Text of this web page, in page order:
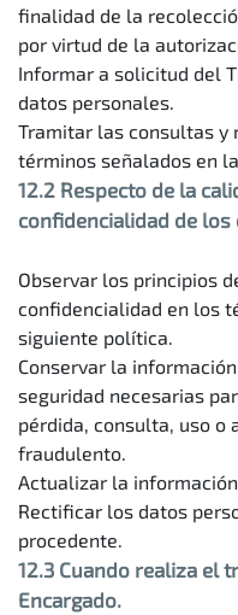
finalidad de la
por virtud de la
Informar a solicitud del
datos personales.
Tramitar las consultas y
términos señalados en
12.2 Respecto de la
confidencialidad de
Observar los principios
confidencialidad en los
siguiente política.
Conservar la
seguridad necesarias
pérdida, consulta, uso o
fraudulento.
Actualizar la
Rectificar los datos
procedente.
12.3 Cuando realiza el
Encargado.